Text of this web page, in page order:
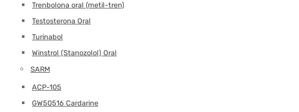
Trenbolona oral (metil-tren)
Testosterona Oral
Turinabol
Winstrol (Stanozolol) Oral
SARM
ACP-105
GW50516 Cardarine